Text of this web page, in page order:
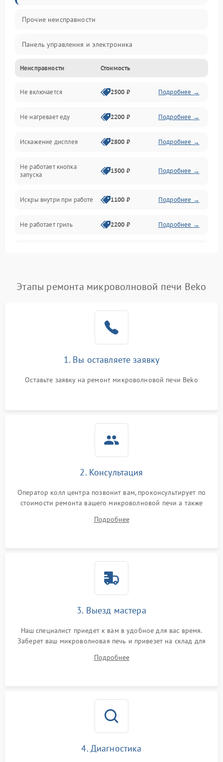
Прочие неисправности
Панель управления и электроника
Дверца и корпус
Механика и внутренние элементы
Механические повреждения
Питание и запуск
Нагрев и приготовление
Программное обеспечение
Неисправности Стоимость
Не включается 2500 ₽ Подробнее →
Не нагревает еду 2200 ₽ Подробнее →
Искажение дисплея 2800 ₽ Подробнее →
Не работает кнопка
запуска
1500 ₽ Подробнее →
Искры внутри при работе 1100 ₽ Подробнее →
Не работает гриль 2200 ₽ Подробнее →
Появление запаха гари Подробнее →
2200 ₽
Не работают сенсорные
1000 ₽
Этапы ремонта микроволновой печи Beko
1. Вы оставляете заявку
Оставьте заявку на ремонт микроволновой печи Beko
2. Консультация
Оператор колл центра позвонит вам, проконсультирует по
стоимости ремонта вашего микроволновой печи а также
Подробнее
3. Выезд мастера
Наш специалист приедет к вам в удобное для вас время.
Заберет ваш микроволновая печь и привезет на склад для
Подробнее
4. Диагностика